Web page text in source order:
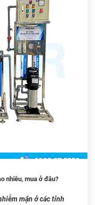
nhiêu, mua ở đâu?
mặn ở các tỉnh